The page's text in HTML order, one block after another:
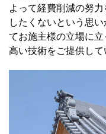
よって経費削減の努
したくないという思
てお施主様の立場に立
高い技術をご提供して